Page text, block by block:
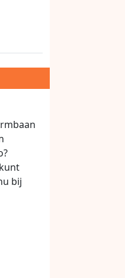
bij